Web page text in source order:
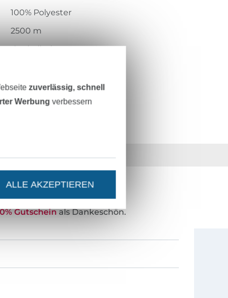
100% Polyester
2500 m
dunkelbeige
742279-2430
36 Jahre Erfahrung
STAND SEIN?
Gutscheinals Dankeschön.
zuverlässig, schnell
Werbung verbessern
ALLE AKZEPTIEREN